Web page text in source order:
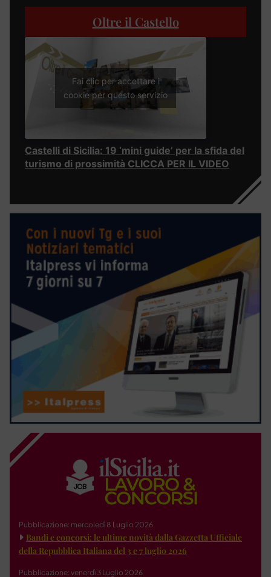
Oltre il Castello
Fai clic per accettare i
cookie per questo servizio
Castelli di Sicilia: 19 ‘mini guide’ per la sfida del
turismo di prossimità CLICCA PER IL VIDEO
Pubblicazione: mercoledì 8 Luglio 2026
Bandi e concorsi: le ultime novità dalla Gazzetta Ufficiale
della Repubblica Italiana del 3 e 7 luglio 2026
Pubblicazione: venerdì 3 Luglio 2026